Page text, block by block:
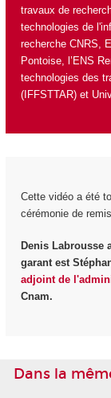
travaux de
technologies de
recherche CNRS
Pontoise, l’ ENS
technologies des
(IFFSTTAR)et
Cette vidéo a été
cérémonie de
Denis Labrousse
garant est
adjoint de
Cnam.
Dans la